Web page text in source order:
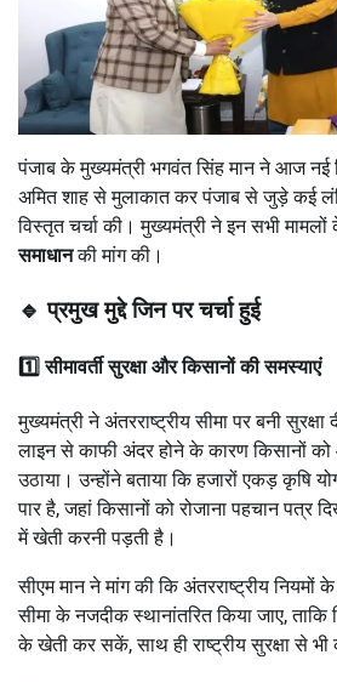
पंजाब के मुख्यमंत्री भगवंत सिंह मान ने आज नई
अमित शाह से मुलाकात कर पंजाब से जुड़े कई
विस्तृत चर्चा की। मुख्यमंत्री ने इन सभी
समाधानकी मांग की।
🔹 प्रमुख मुद्दे जिन पर चर्चा हुई
1️⃣ सीमावर्ती सुरक्षा और किसानों की समस्याएं
मुख्यमंत्री ने अंतरराष्ट्रीय सीमा पर बनी सुरक्षा
लाइन से काफी अंदर होने के कारण किसानों को
उठाया। उन्होंने बताया कि हजारों एकड़ कृषि
पार है, जहां किसानों को रोजाना पहचान पत्र
में खेती करनी पड़ती है।
सीएम मान ने मांग की कि अंतरराष्ट्रीय नियमों
सीमा के नजदीक स्थानांतरित किया जाए,
के खेती कर सकें, साथ ही राष्ट्रीय सुरक्षा से भी